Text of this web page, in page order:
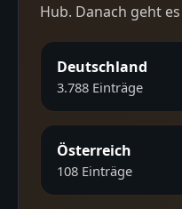
Hub. Danach geht
Deutschland
3.788 Einträge
Österreich
108 Einträge